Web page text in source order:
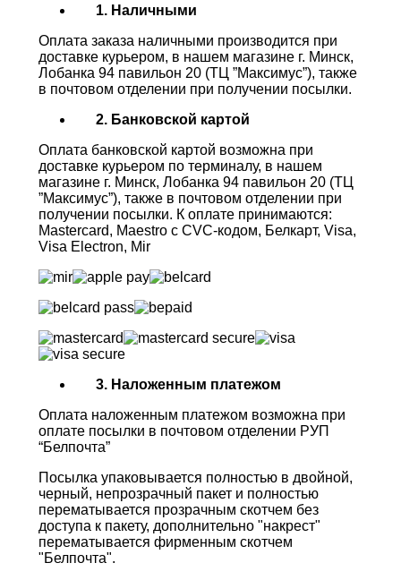
1. Наличными
Оплата заказа наличными производится при
доставке курьером, в нашем магазине г. Минск,
Лобанка 94 павильон 20 (ТЦ ”Максимус”), также
в почтовом отделении при получении посылки.
2. Банковской картой
Оплата банковской картой возможна при
доставке курьером по терминалу, в нашем
магазине г. Минск, Лобанка 94 павильон 20 (ТЦ
”Максимус”), также в почтовом отделении при
получении посылки. К оплате принимаются:
Mastercard, Maestro с CVC-кодом, Белкарт, Visa,
Visa Electron, Mir
3. Наложенным платежом
Оплата наложенным платежом возможна при
оплате посылки в почтовом отделении РУП
“Белпочта”
Посылка упаковывается полностью в двойной,
черный, непрозрачный пакет и полностью
перематывается прозрачным скотчем без
доступа к пакету, дополнительно "накрест"
перематывается фирменным скотчем
"Белпочта".